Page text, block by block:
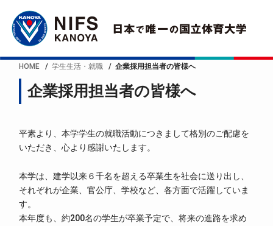
HOME 学生生活・就職 企業採用担当者の皆様へ
企業採用担当者の皆様へ
平素より、本学学生の就職活動につきまして格別のご配慮を
いただき、心より感謝いたします。
本学は、建学以来６千名を超える卒業生を社会に送り出し、
それぞれが企業、官公庁、学校など、各方面で活躍していま
す。
本年度も、約200名の学生が卒業予定で、将来の進路を求め